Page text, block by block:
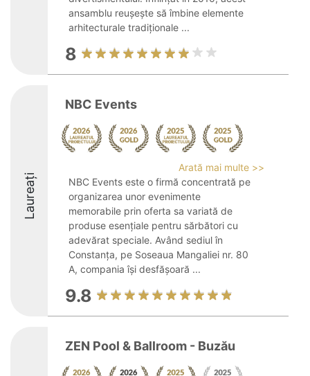
ansamblu reușește să îmbine elemente
arhitecturale tradiționale ...
8
Laureați
NBC Events
Arată mai multe >>
NBC Events este o firmă concentrată pe
organizarea unor evenimente
memorabile prin oferta sa variată de
produse esențiale pentru sărbători cu
adevărat speciale. Având sediul în
Constanța, pe Soseaua Mangaliei nr. 80
A, compania își desfășoară ...
9.8
ZEN Pool & Ballroom - Buzău